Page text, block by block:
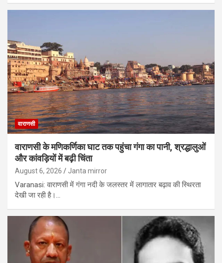
वाराणसी
वाराणसी के मणिकर्णिका घाट तक पहुंचा गंगा का पानी, श्रद्धालुओं
और कांवड़ियों में बढ़ी चिंता
August 6, 2026 Janta mirror
Varanasi: वाराणसी में गंगा नदी के जलस्तर में लागातार बढ़ाव की स्थिरता
देखी जा रही है।…